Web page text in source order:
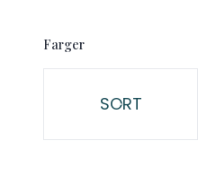
Farger
Velg en Farger
SORT